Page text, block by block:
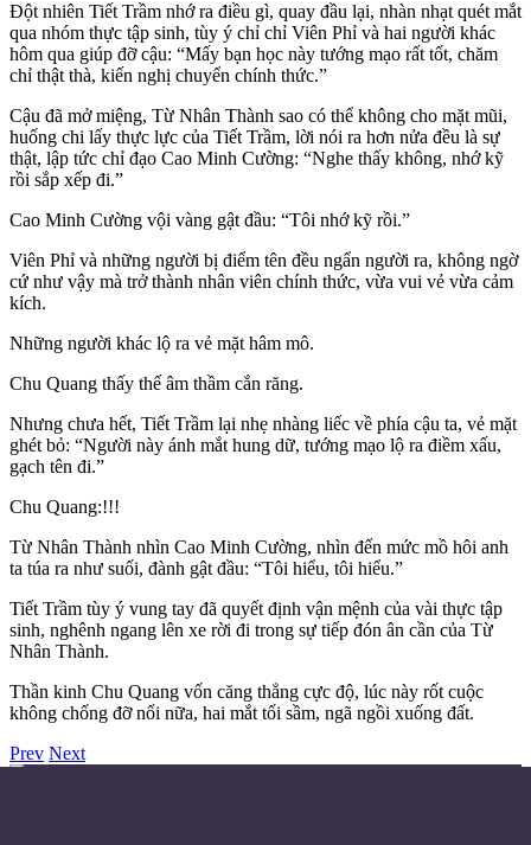
Đột nhiên Tiết Trầm nhớ ra điều gì, quay đầu lại, nhàn nhạt quét mắt
qua nhóm thực tập sinh, tùy ý chỉ chỉ Viên Phỉ và hai người khác
hôm qua giúp đỡ cậu: “Mấy bạn học này tướng mạo rất tốt, chăm
chỉ thật thà, kiến nghị chuyển chính thức.”
Cậu đã mở miệng, Từ Nhân Thành sao có thể không cho mặt mũi,
huống chi lấy thực lực của Tiết Trầm, lời nói ra hơn nửa đều là sự
thật, lập tức chỉ đạo Cao Minh Cường: “Nghe thấy không, nhớ kỹ
rồi sắp xếp đi.”
Cao Minh Cường vội vàng gật đầu: “Tôi nhớ kỹ rồi.”
Viên Phỉ và những người bị điểm tên đều ngẩn người ra, không ngờ
cứ như vậy mà trở thành nhân viên chính thức, vừa vui vẻ vừa cảm
kích.
Những người khác lộ ra vẻ mặt hâm mô.
Chu Quang thấy thế âm thầm cắn răng.
Nhưng chưa hết, Tiết Trầm lại nhẹ nhàng liếc về phía cậu ta, vẻ mặt
ghét bỏ: “Người này ánh mắt hung dữ, tướng mạo lộ ra điềm xấu,
gạch tên đi.”
Chu Quang:!!!
Từ Nhân Thành nhìn Cao Minh Cường, nhìn đến mức mồ hôi anh
ta túa ra như suối, đành gật đầu: “Tôi hiểu, tôi hiểu.”
Tiết Trầm tùy ý vung tay đã quyết định vận mệnh của vài thực tập
sinh, nghênh ngang lên xe rời đi trong sự tiếp đón ân cần của Từ
Nhân Thành.
Thần kinh Chu Quang vốn căng thẳng cực độ, lúc này rốt cuộc
không chống đỡ nổi nữa, hai mắt tối sầm, ngã ngồi xuống đất.
Prev Next